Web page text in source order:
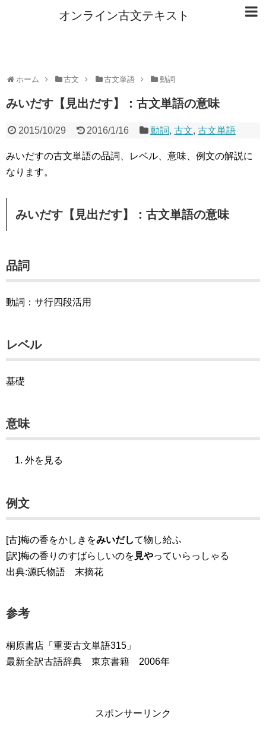
オンライン古文テキスト
ホーム 古文 古文単語 動詞
みいだす【見出だす】：古文単語の意味
2015/10/29 2016/1/16 動詞,古文,古文単語
みいだすの古文単語の品詞、レベル、意味、例文の解説に
なります。
みいだす【見出だす】：古文単語の意味
品詞
動詞：サ行四段活用
レベル
基礎
意味
外を見る
例文
[古]梅の香をかしきをみいだして物し給ふ
[訳]梅の香りのすばらしいのを 見やっていらっしゃる
出典:源氏物語 末摘花
参考
桐原書店「重要古文単語315」
最新全訳古語辞典 東京書籍 2006年
スポンサーリンク